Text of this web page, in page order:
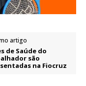
artigo
de Saúde do
são
na Fiocruz